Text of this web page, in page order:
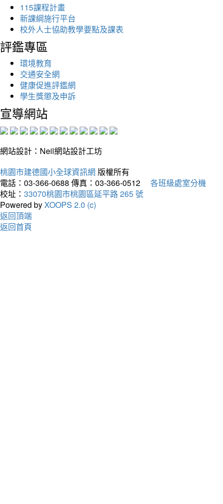
115課程計畫
新課綱施行平台
校外人士協助教學要點及課表
評鑑專區
環境教育
交通安全網
健康促進評鑑網
學生獎懲及申訴
宣導網站
網站設計：Neil網站設計工坊
桃園市建德國小全球資訊網 版權所有
電話：03-366-0688 傳真：03-366-0512
各班級處室分機
校址： 33070桃園市桃園區延平路 265 號
Powered byXOOPS 2.0 (c)
返回頂端
返回首頁